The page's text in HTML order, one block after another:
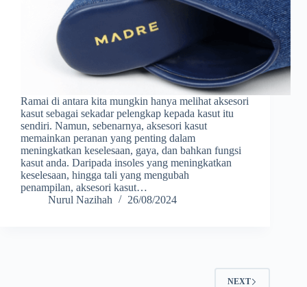
Ramai di antara kita mungkin hanya melihat aksesori
kasut sebagai sekadar pelengkap kepada kasut itu
sendiri. Namun, sebenarnya, aksesori kasut
memainkan peranan yang penting dalam
meningkatkan keselesaan, gaya, dan bahkan fungsi
kasut anda. Daripada insoles yang meningkatkan
keselesaan, hingga tali yang mengubah
penampilan, aksesori kasut…
Nurul Nazihah
26/08/2024
NEXT